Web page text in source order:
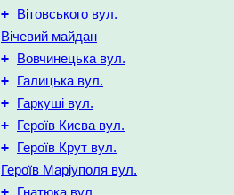
+
Вітовського вул.
Вічевий майдан
+ Вовчинецька вул.
+ Галицька вул.
+ Гаркуші вул.
+ Героїв Києва вул.
+
Героїв Крут вул.
Героїв Маріуполя вул.
+